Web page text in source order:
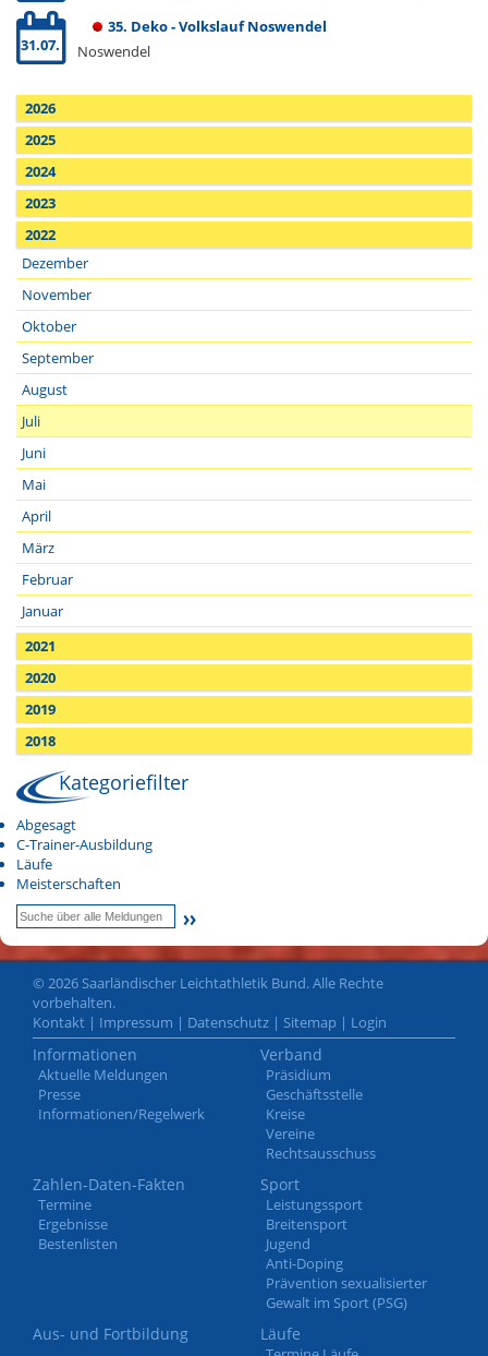
35. Deko - Volkslauf Noswendel
31.07.
Noswendel
2026
2025
2024
2023
2022
Dezember
November
Oktober
September
August
Juli
Juni
Mai
April
März
Februar
Januar
2021
2020
2019
2018
Kategoriefilter
Abgesagt
C-Trainer-Ausbildung
Läufe
Meisterschaften
© 2026 Saarländischer Leichtathletik Bund. Alle Rechte
vorbehalten.
Kontakt | Impressum | Datenschutz | Sitemap | Login
Informationen
Aktuelle Meldungen
Presse
Informationen/Regelwerk
Verband
Präsidium
Geschäftsstelle
Kreise
Vereine
Rechtsausschuss
Zahlen-Daten-Fakten
Termine
Ergebnisse
Bestenlisten
Sport
Leistungssport
Breitensport
Jugend
Anti-Doping
Prävention sexualisierter
Gewalt im Sport (PSG)
Aus- und Fortbildung Läufe